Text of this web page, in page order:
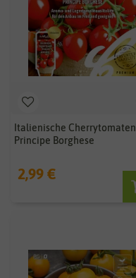
Italienische Cherrytomaten
Principe Borghese
2,99 €